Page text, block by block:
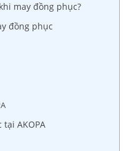
may đồng phục?
đồng phục
AKOPA